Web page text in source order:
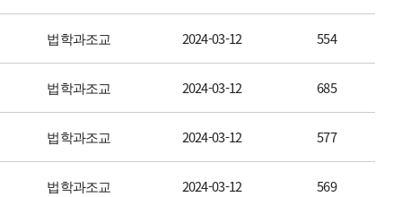
법학과조교 2024-03-12 554
법학과조교 2024-03-12 685
법학과조교 2024-03-12 577
법학과조교 2024-03-12 569